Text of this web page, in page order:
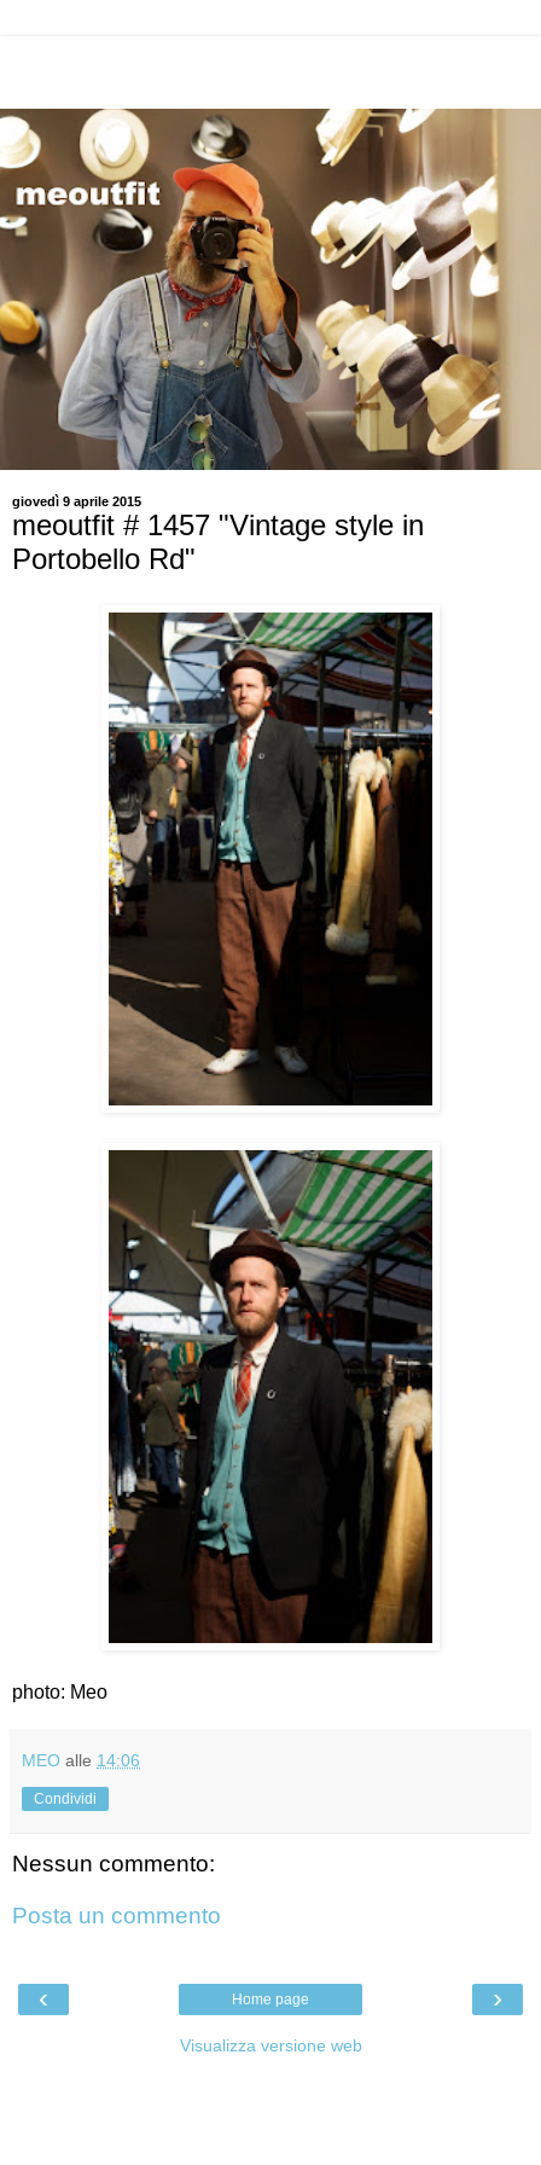
giovedì 9 aprile 2015
meoutfit # 1457 "Vintage style in
Portobello Rd"
photo: Meo
MEO alle 14:06
Condividi
Nessun commento:
Posta un commento
‹ ›
Home page
Visualizza versione web